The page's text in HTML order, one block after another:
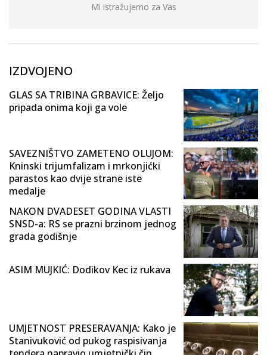
Mi istražujemo za Vas
IZDVOJENO
GLAS SA TRIBINA GRBAVICE: Željo
pripada onima koji ga vole
SAVEZNIŠTVO ZAMETENO OLUJOM:
Kninski trijumfalizam i mrkonjićki
parastos kao dvije strane iste
medalje
NAKON DVADESET GODINA VLASTI
SNSD-a: RS se prazni brzinom jednog
grada godišnje
ASIM MUJKIĆ: Dodikov Kec iz rukava
UMJETNOST PRESERAVANJA: Kako je
Stanivuković od pukog raspisivanja